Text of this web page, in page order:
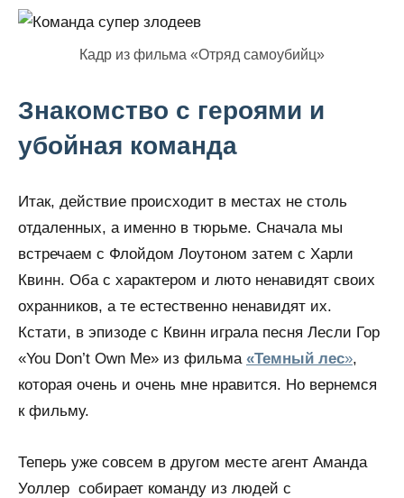
Кадр из фильма «Отряд самоубийц»
Знакомство с героями и
убойная команда
Итак, действие происходит в местах не столь
отдаленных, а именно в тюрьме. Сначала мы
встречаем с Флойдом Лоутоном затем с Харли
Квинн. Оба с характером и люто ненавидят своих
охранников, а те естественно ненавидят их.
Кстати, в эпизоде с Квинн играла песня Лесли Гор
«You Don’t Own Me» из фильма «Темный лес»,
которая очень и очень мне нравится. Но вернемся
к фильму.
Теперь уже совсем в другом месте агент Аманда
Уоллер собирает команду из людей с